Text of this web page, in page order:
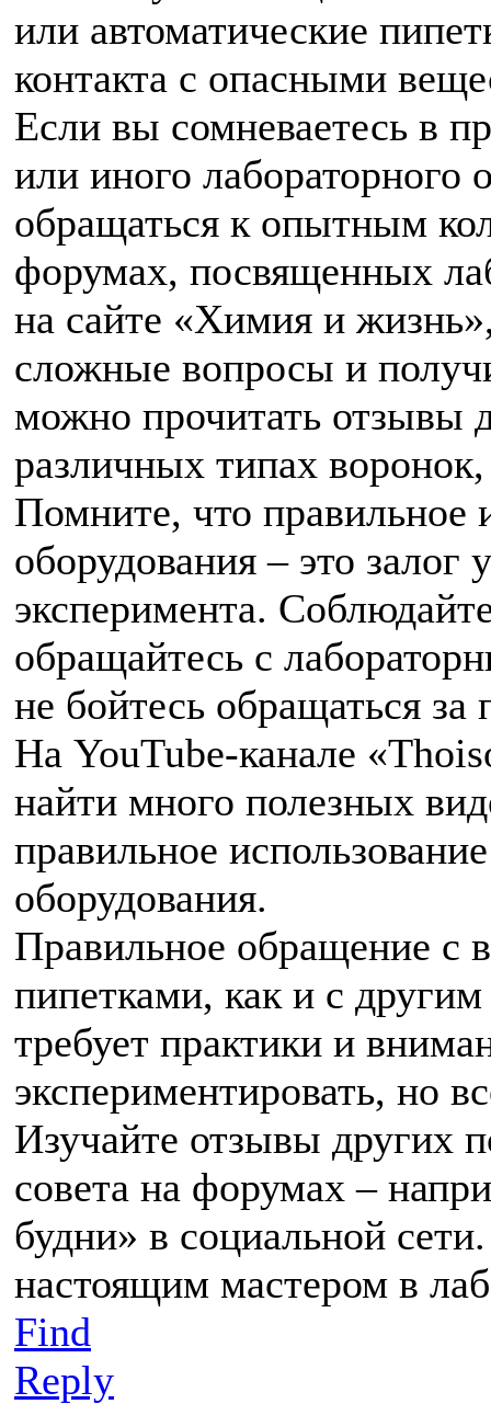
или автоматические
контакта с опасными
Если вы сомневаетесь в
или иного лабораторного
обращаться к опытным
форумах, посвященных
на сайте «Химия и
сложные вопросы и
можно прочитать отзывы
различных типах
Помните, что правильное
оборудования – это залог
эксперимента.
обращайтесь с
не бойтесь обращаться
На YouTube-канале
найти много полезных
правильное
оборудования.
Правильное обращение с
пипетками, как и с
требует практики и
экспериментировать, но
Изучайте отзывы других
совета на форумах –
будни» в социальной
настоящим мастером в
Find
Reply